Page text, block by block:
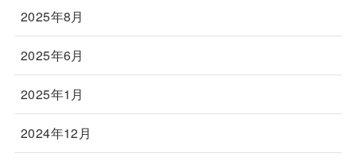
2025年8月
2025年6月
2025年1月
2024年12月